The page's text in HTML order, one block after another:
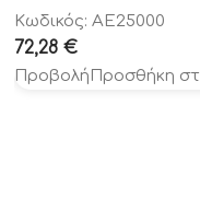
Κωδικός: AE25000
72,28 €
Προβολή Προσθήκη